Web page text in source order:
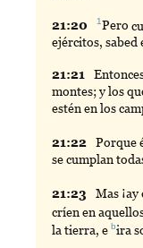
21:20 1Pero
ejércitos, sabed
21:21
montes; y los
estén en los
21:22 Porque
se cumplan
21:23 Mas
críen en
la tierra, ebira